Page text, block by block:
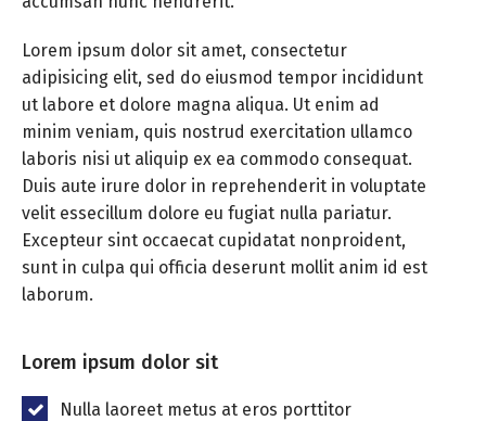
Lorem ipsum dolor sit amet, consectetur
adipisicing elit, sed do eiusmod tempor incididunt
ut labore et dolore magna aliqua. Ut enim ad
minim veniam, quis nostrud exercitation ullamco
laboris nisi ut aliquip ex ea commodo consequat.
Duis aute irure dolor in reprehenderit in voluptate
velit essecillum dolore eu fugiat nulla pariatur.
Excepteur sint occaecat cupidatat nonproident,
sunt in culpa qui officia deserunt mollit anim id est
laborum.
Lorem ipsum dolor sit
Nulla laoreet metus at eros porttitor